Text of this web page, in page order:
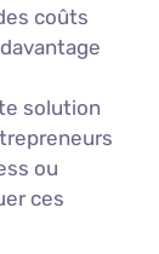
coûts
solution
ou
ces